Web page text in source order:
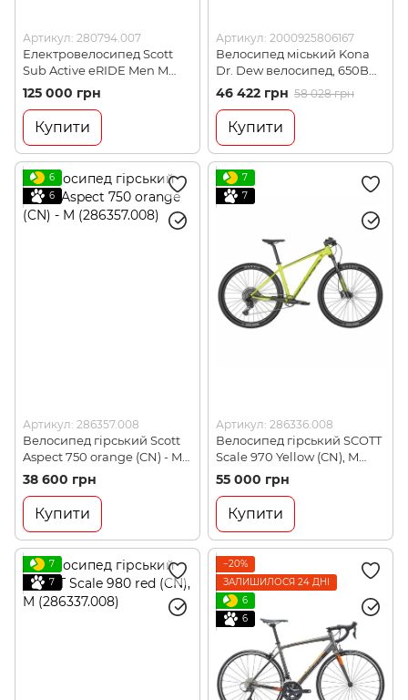
Артикул: 280794.007
Електровелосипед Scott
Sub Active eRIDE Men M
2021 (280794.007)
125 000 грн
Купити
Артикул: 2000925806167
Велосипед міський Kona
Dr. Dew велосипед, 650B
(KNA B21DRDW01)
46 422 грн 58 028 грн
Купити
6
6
Артикул: 286357.008
Велосипед гірський Scott
Aspect 750 orange (CN) - M
(286357.008)
38 600 грн
Купити
7
7
Артикул: 286336.008
Велосипед гірський SCOTT
Scale 970 Yellow (CN), M
(286336.008)
55 000 грн
Купити
7
7
−20%
ЗАЛИШИЛОСЯ 24 ДНІ
6
6